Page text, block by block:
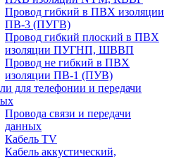
Провод гибкий в ПВХ изоляции
ПВ-3 (ПУГВ)
Провод гибкий плоский в ПВХ
изоляции ПУГНП, ШВВП
Провод не гибкий в ПВХ
изоляции ПВ-1 (ПУВ)
для телефонии и передачи
Провода связи и передачи
данных
Кабель TV
Кабель аккустический,